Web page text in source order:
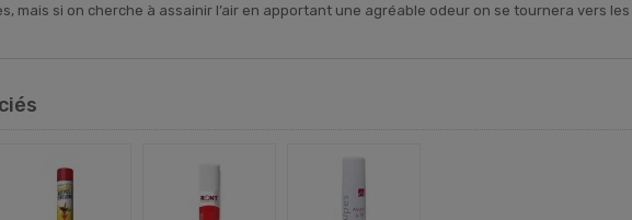
mais si on cherche à assainir l’air en apportant une agréable odeur on se tournera vers